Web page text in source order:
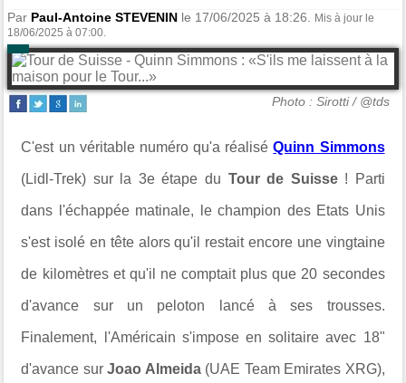
Par Paul-Antoine STEVENIN le 17/06/2025 à 18:26.
Mis à jour le
18/06/2025 à 07:00.
Photo : Sirotti / @tds
C'est un véritable numéro qu'a réaliséQuinn Simmons
(Lidl-Trek) sur la 3e étape du Tour de Suisse ! Parti
dans l'échappée matinale, le champion des Etats Unis
s'est isolé en tête alors qu'il restait encore une vingtaine
de kilomètres et qu'il ne comptait plus que 20 secondes
d'avance sur un peloton lancé à ses trousses.
Finalement, l'Américain s'impose en solitaire avec 18"
d'avance surJoao Almeida (UAE Team Emirates XRG),